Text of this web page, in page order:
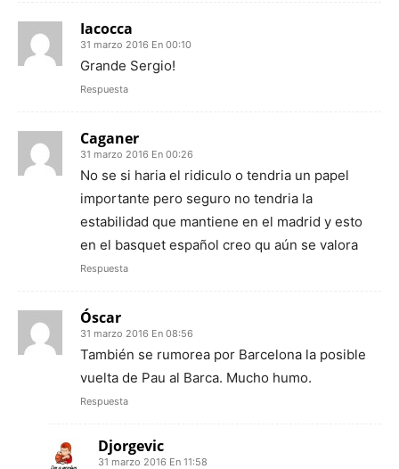
Iacocca
31 marzo 2016 En 00:10
Grande Sergio!
Respuesta
Caganer
31 marzo 2016 En 00:26
No se si haria el ridiculo o tendria un papel
importante pero seguro no tendria la
estabilidad que mantiene en el madrid y esto
en el basquet español creo qu aún se valora
Respuesta
Óscar
31 marzo 2016 En 08:56
También se rumorea por Barcelona la posible
vuelta de Pau al Barca. Mucho humo.
Respuesta
Djorgevic
31 marzo 2016 En 11:58